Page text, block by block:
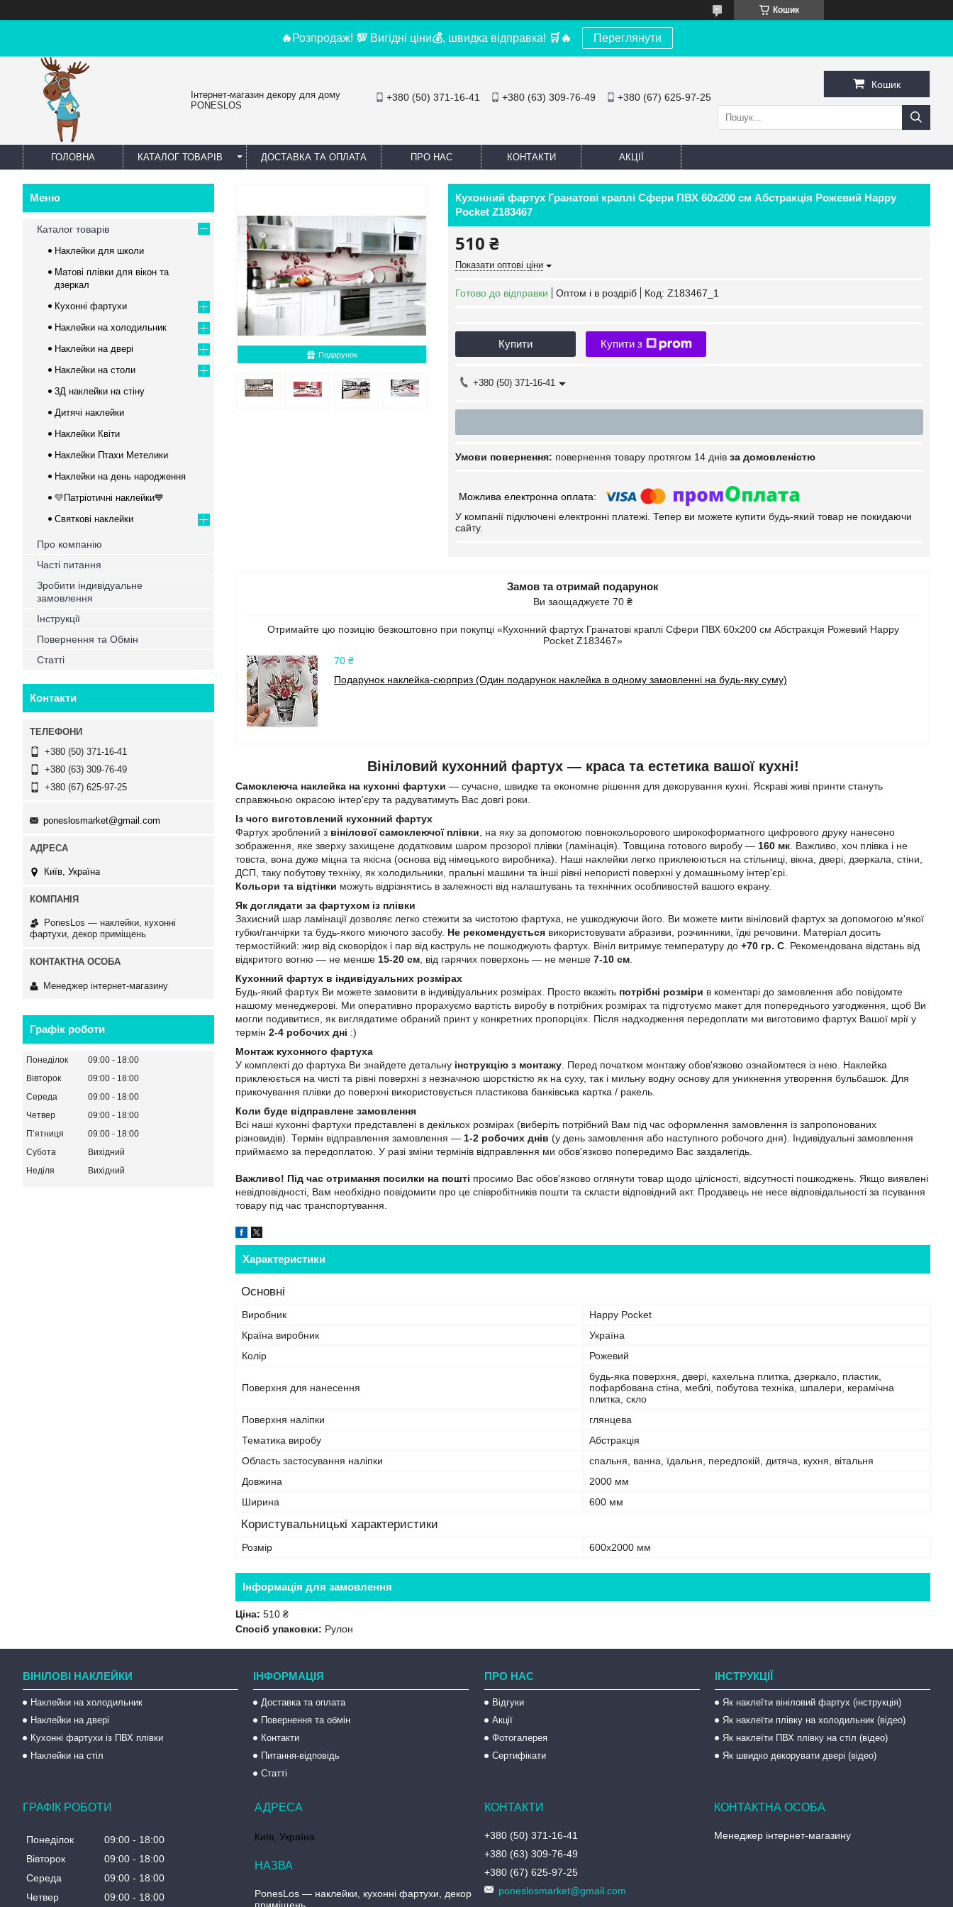
Кошик
🔥 Розпродаж! 💯 Вигідні ціни💰, швидка відправка! 🛒 🔥 Переглянути
Інтернет-магазин декору для дому
PONESLOS
+380 (50) 371-16-41 +380 (63) 309-76-49 +380 (67) 625-97-25
Кошик
ГОЛОВНА КАТАЛОГ ТОВАРІВ ДОСТАВКА ТА ОПЛАТА ПРО НАС КОНТАКТИ АКЦІЇ
Подарунок
Кухонний фартух Гранатові краплі Сфери ПВХ 60х200 см Абстракція Рожевий Happy
Pocket Z183467
510 ₴
Показати оптові ціни
Готово до відправки Оптом і в роздріб Код: Z183467_1
Купити Купити з
+380 (50) 371-16-41
повернення товару протягом 14 днів за домовленістю
У компанії підключені електронні платежі. Тепер ви можете купити будь-який товар не покидаючи
сайту.
Замов та отримай подарунок
Ви заощаджуєте 70 ₴
Отримайте цю позицію безкоштовно при покупці «Кухонний фартух Гранатові краплі Сфери ПВХ 60х200 см Абстракція Рожевий Happy
Pocket Z183467»
70 ₴
Подарунок наклейка-сюрприз (Один подарунок наклейка в одному замовленні на будь-яку суму)
Вініловий кухонний фартух — краса та естетика вашої кухні!
Самоклеюча наклейка на кухонні фартухи — сучасне, швидке та економне рішення для декорування кухні. Яскраві живі принти стануть
справжньою окрасою інтер'єру та радуватимуть Вас довгі роки.
Із чого виготовлений кухонний фартух
Фартух зроблений з вінілової самоклеючої плівки , на яку за допомогою повнокольорового широкоформатного цифрового друку нанесено
зображення, яке зверху захищене додатковим шаром прозорої плівки (ламінація). Товщина готового виробу — 160 мк . Важливо, хоч плівка і не
товста, вона дуже міцна та якісна (основа від німецького виробника). Наші наклейки легко приклеюються на стільниці, вікна, двері, дзеркала, стіни,
ДСП, таку побутову техніку, як холодильники, пральні машини та інші рівні непористі поверхні у домашньому інтер'єрі.
Кольори та відтінки можуть відрізнятись в залежності від налаштувань та технічних особливостей вашого екрану.
Як доглядати за фартухом із плівки
Захисний шар ламінації дозволяє легко стежити за чистотою фартуха, не ушкоджуючи його. Ви можете мити вініловий фартух за допомогою м'якої
губки/ганчірки та будь-якого миючого засобу. Не рекомендується використовувати абразиви, розчинники, їдкі речовини. Матеріал досить
термостійкий: жир від сковорідок і пар від каструль не пошкоджують фартух. Вініл витримує температуру до +70 гр. С . Рекомендована відстань від
відкритого вогню — не менше 15-20 см , від гарячих поверхонь — не менше 7-10 см
Кухонний фартух в індивідуальних розмірах
Будь-який фартух Ви можете замовити в індивідуальних розмірах. Просто вкажіть потрібні розміри в коментарі до замовлення або повідомте
нашому менеджерові. Ми оперативно прорахуємо вартість виробу в потрібних розмірах та підготуємо макет для попереднього узгодження, щоб Ви
могли подивитися, як виглядатиме обраний принт у конкретних пропорціях. Після надходження передоплати ми виготовимо фартух Вашої мрії у
термін 2-4 робочих дні :)
Монтаж кухонного фартуха
У комплекті до фартуха Ви знайдете детальну інструкцію з монтажу . Перед початком монтажу обов'язково ознайомтеся із нею. Наклейка
приклеюється на чисті та рівні поверхні з незначною шорсткістю як на суху, так і мильну водну основу для уникнення утворення бульбашок. Для
прикочування плівки до поверхні використовується пластикова банківська картка / ракель.
Коли буде відправлене замовлення
Всі наші кухонні фартухи представлені в декількох розмірах (виберіть потрібний Вам під час оформлення замовлення із запропонованих
різновидів). Термін відправлення замовлення — 1-2 робочих днів (у день замовлення або наступного робочого дня). Індивідуальні замовлення
приймаємо за передоплатою. У разі зміни термінів відправлення ми обов'язково попередимо Вас заздалегідь.
Важливо! Під час отримання посилки на пошті просимо Вас обов'язково оглянути товар щодо цілісності, відсутності пошкоджень. Якщо виявлені
невідповідності, Вам необхідно повідомити про це співробітників пошти та скласти відповідний акт. Продавець не несе відповідальності за псування
товару під час транспортування.
Характеристики
Основні
Виробник
Happy Pocket
Країна виробник
Україна
Колір
Рожевий
Поверхня для нанесення
будь-яка поверхня, двері, кахельна плитка, дзеркало, пластик,
пофарбована стіна, меблі, побутова техніка, шпалери, керамічна
плитка, скло
Поверхня наліпки
глянцева
Тематика виробу
Абстракція
Область застосування наліпки
спальня, ванна, їдальня, передпокій, дитяча, кухня, вітальня
Довжина
2000 мм
Ширина
600 мм
Користувальницькі характеристики
Розмір 600х2000 мм
Інформація для замовлення
Ціна: 510 ₴
Спосіб упаковки: Рулон
Каталог товарів
Наклейки для школи
Матові плівки для вікон та
дзеркал
Кухонні фартухи
Наклейки на холодильник
Наклейки на двері
Наклейки на столи
3Д наклейки на стіну
Дитячі наклейки
Наклейки Квіти
Наклейки Птахи Метелики
Наклейки на день народження
💛Патріотичні наклейки💙
Святкові наклейки
Про компанію
Часті питання
Зробити індивідуальне
замовлення
Інструкції
Повернення та Обмін
Статті
Контакти
+380 (50) 371-16-41
+380 (63) 309-76-49
+380 (67) 625-97-25
poneslosmarket@gmail.com
Київ, Україна
PonesLos ― наклейки, кухонні
фартухи, декор приміщень
Менеджер інтернет-магазину
Графік роботи
Понеділок 09:00
18:00
Вівторок
09:00
18:00
Середа
09:00
18:00
Четвер
09:00
18:00
Пʼятниця
09:00
18:00
Субота
Вихідний
Неділя
Вихідний
ВІНІЛОВІ НАКЛЕЙКИ
Наклейки на холодильник
Наклейки на двері
Кухонні фартухи із ПВХ плівки
Наклейки на стіл
ІНФОРМАЦІЯ
Доставка та оплата
Повернення та обмін
Контакти
Питання-відповідь
Статті
ПРО НАС
Відгуки
Акції
Фотогалерея
Сертифікати
ІНСТРУКЦІЇ
Як наклеїти вініловий фартух (інструкція)
Як наклеїти плівку на холодильник (відео)
Як наклеїти ПВХ плівку на стіл (відео)
Як швидко декорувати двері (відео)
ГРАФІК РОБОТИ
Понеділок 09:00
18:00
Вівторок
09:00
18:00
Середа
09:00
18:00
Четвер
09:00 18:00
Київ, Україна
PonesLos ― наклейки, кухонні фартухи, декор
+380 (50) 371-16-41
+380 (63) 309-76-49
+380 (67) 625-97-25
poneslosmarket@gmail.com
Менеджер інтернет-магазину